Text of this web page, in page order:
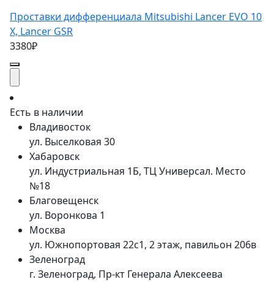
Проставки дифференциала Mitsubishi Lancer EVO 10
X, Lancer GSR
3380₽
Есть в наличии
Владивосток
ул. Выселковая 30
Хабаровск
ул. Индустриальная 1Б, ТЦ Универсал. Место
№18
Благовещенск
ул. Воронкова 1
Москва
ул. Южнопортовая 22с1, 2 этаж, павильон 206в
Зеленоград
г. Зеленоград, Пр-кт Генерала Алексеева